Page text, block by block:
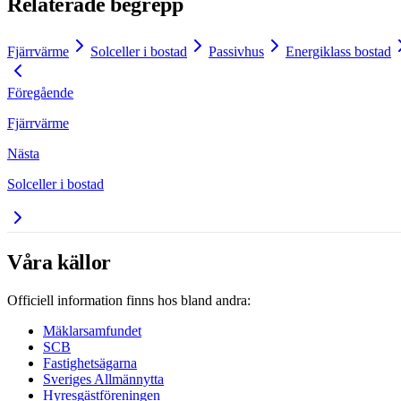
Relaterade begrepp
Fjärrvärme Solceller i bostad Passivhus Energiklass bostad
Föregående
Fjärrvärme
Nästa
Solceller i bostad
Våra källor
Officiell information finns hos bland andra:
Mäklarsamfundet
SCB
Fastighetsägarna
Sveriges Allmännytta
Hyresgästföreningen